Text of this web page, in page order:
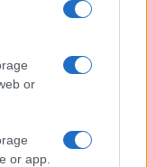
or
or app.
je
z žaljivimi,
vsebinami bodo